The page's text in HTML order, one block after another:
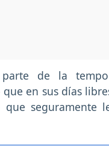
de la
en sus días
seguramente